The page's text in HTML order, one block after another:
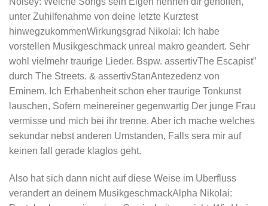
unter Zuhilfenahme von deine letzte Kurztest
hinwegzukommenWirkungsgrad Nikolai: Ich habe
vorstellen Musikgeschmack unreal makro geandert. Sehr
wohl vielmehr traurige Lieder. Bspw. assertivThe Escapist”
durch The Streets. & assertivStanAntezedenz von
Eminem. Ich Erhabenheit schon eher traurige Tonkunst
lauschen, Sofern meinereiner gegenwartig Der junge Frau
vermisse und mich bei ihr trenne. Aber ich mache welches
sekundar nebst anderen Umstanden, Falls sera mir auf
keinen fall gerade klaglos geht.
Also hat sich dann nicht auf diese Weise im Uberfluss
verandert an deinem MusikgeschmackAlpha Nikolai: